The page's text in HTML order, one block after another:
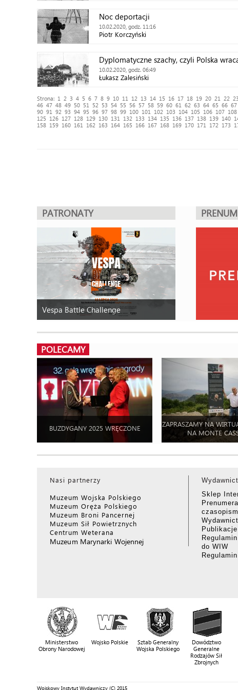
Noc deportacji
10.02.2020, godz. 11:16
Piotr Korczyński
Dyplomatyczne szachy, czyli Polska
10.02.2020, godz. 06:49
Łukasz Zalesiński
Strona: 1 2 3 4 5 6 7 8 9 10 11 12 13 14 15 16 17 18 19 20 21 22 23
46 47 48 49 50 51 52 53 54 55 56 57 58 59 60 61 62 63 64 65 66 67
90 91 92 93 94 95 96 97 98 99 100 101 102 103 104 105 106 107 108
125
126 127 128 129 130 131 132 133 134 135 136 137 138 139 140
158 159 160 161 162 163 164 165 166 167 168 169 170 171 172 173
PATRONATY
Vespa Battle Challenge
POLECAMY
BUZDYGANY 2025 WRĘCZONE
ZAPRASZAMY NA
NA MONTE
Nasi partnerzy
Muzeum Wojska Polskiego
Muzeum Oręża Polskiego
Muzeum Broni Pancernej
Muzeum Sił Powietrznych
Centrum Weterana
Muzeum Marynarki Wojennej
Sklep
Publikacje
do WIW
Ministerstwo
Obrony Narodowej
Wojsko Polskie
Sztab Generalny
Wojska Polskiego
Dowództwo
Generalne
Rodzajów Sił
Zbrojnych
Wojskowy Instytut Wydawniczy (C) 2015